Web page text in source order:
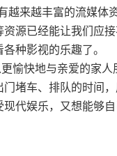
来越丰富的流媒体
源已经能让我们应
种影视的乐趣了。
愉快地与亲爱的家
堵车、排队的时间
代娱乐，又想能够